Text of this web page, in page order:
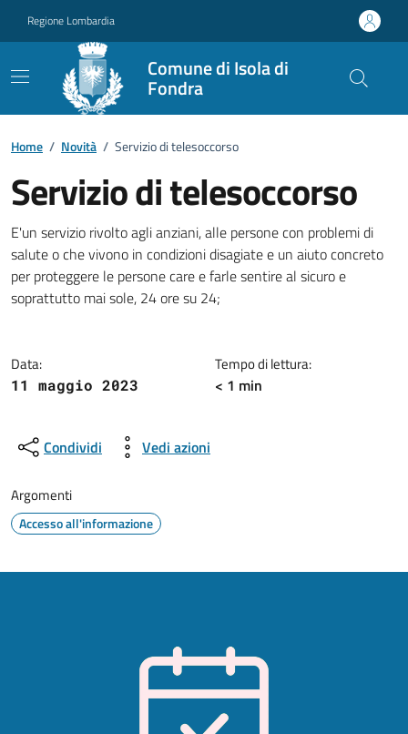
Regione Lombardia
Comune di Isola di
Fondra
Home / Novità / Servizio di telesoccorso
Servizio di telesoccorso
Dettagli della notizia
E'un servizio rivolto agli anziani, alle persone con problemi di
salute o che vivono in condizioni disagiate e un aiuto concreto
per proteggere le persone care e farle sentire al sicuro e
soprattutto mai sole, 24 ore su 24;
Data:
11 maggio 2023
Tempo di lettura:
< 1 min
Condividi Vedi azioni
Argomenti
Accesso all'informazione